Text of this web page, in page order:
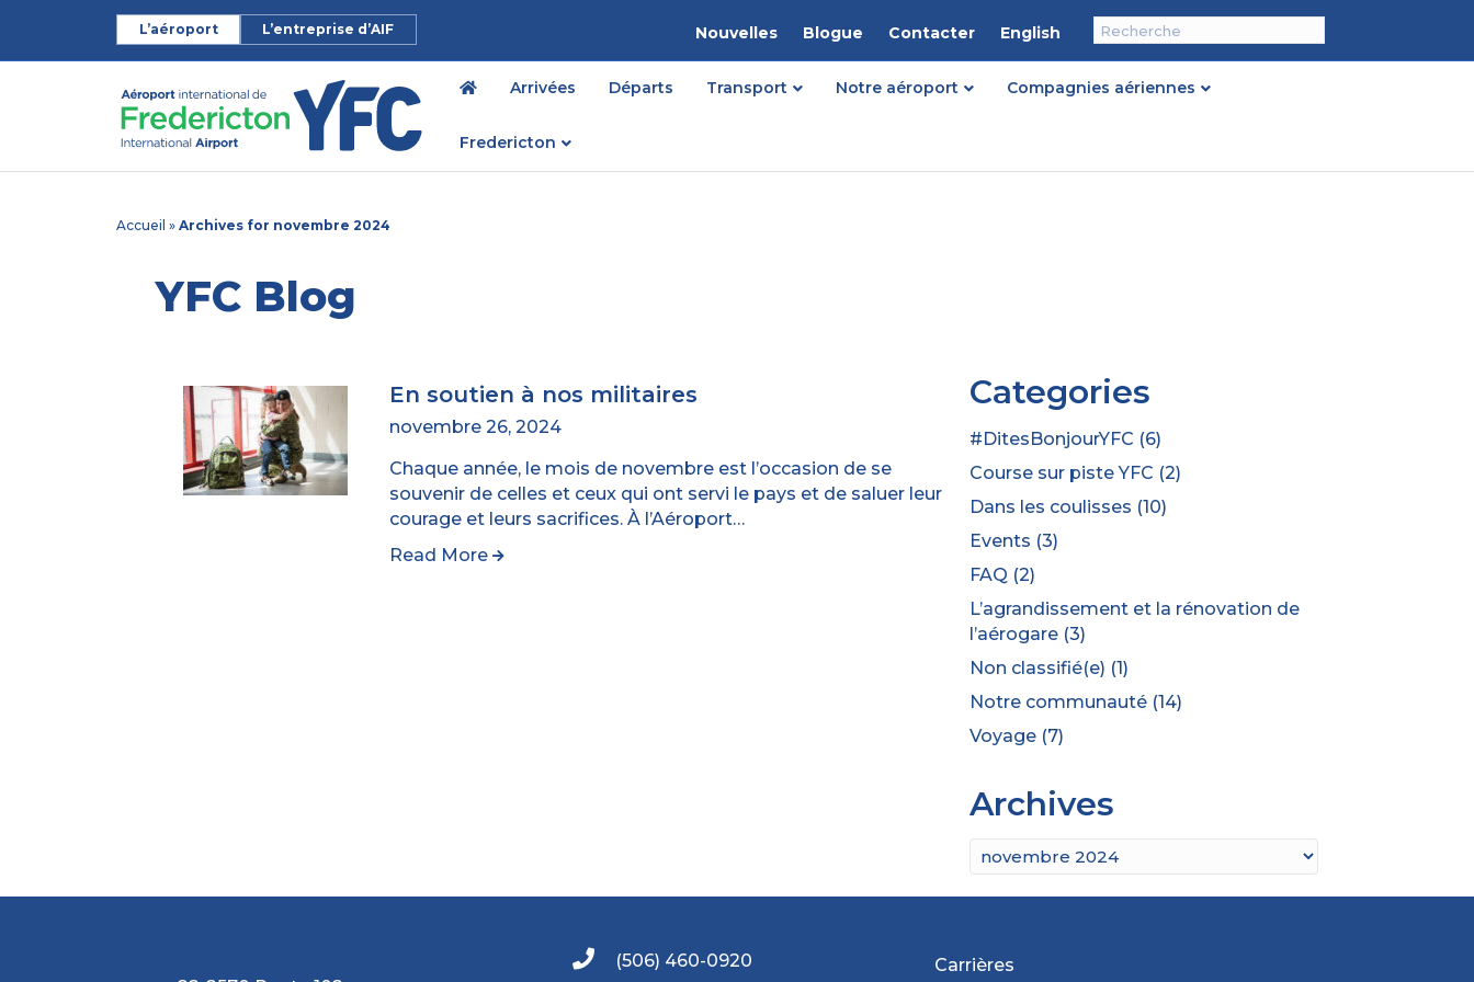
L’aéroport L’entreprise d’AIF Nouvelles Blogue Contacter English
Arrivées Départs Transport Notre aéroport Compagnies aériennes
Fredericton
Accueil » Archives for novembre 2024
YFC Blog
En soutien à nos militaires
novembre 26, 2024
Chaque année, le mois de novembre est l’occasion de se
souvenir de celles et ceux qui ont servi le pays et de saluer leur
courage et leurs sacrifices. À l’Aéroport…
Read More
Categories
#DitesBonjourYFC (6)
Course sur piste YFC (2)
Dans les coulisses (10)
Events (3)
FAQ (2)
L’agrandissement et la rénovation de
l’aérogare (3)
Non classifié(e) (1)
Notre communauté (14)
Voyage (7)
Archives
Archives
(506) 460-0920 Carrières